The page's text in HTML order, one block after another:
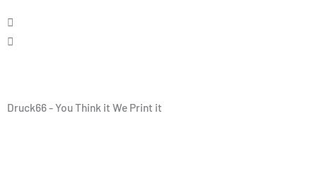
Druck66 - You Think it We Print it